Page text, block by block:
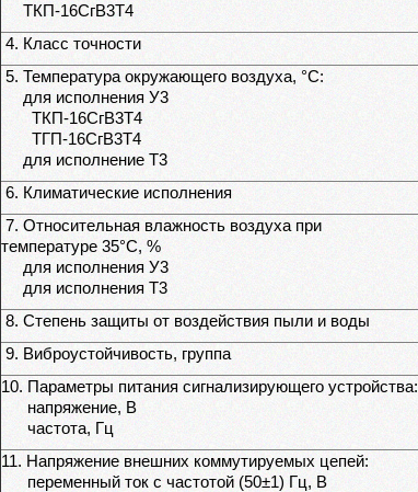
ТКП-16СгВ3Т4
4. Класс точности
5. Температура окружающего воздуха, °С:
для исполнения У3
ТКП-16СгВ3Т4
ТГП-16СгВ3Т4
для исполнение Т3
6. Климатические исполнения
7. Относительная влажность воздуха при
температуре 35°С, %
для исполнения У3
для исполнения Т3
8. Степень защиты от воздействия пыли и воды
9. Виброустойчивость, группа
10. Параметры питания сигнализирующего устройства:
напряжение, В
частота, Гц
11. Напряжение внешних коммутируемых цепей:
переменный ток с частотой (50±1) Гц, В